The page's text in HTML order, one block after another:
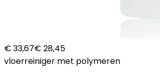
€ 33,67€ 28,45
vloerreiniger met polymeren